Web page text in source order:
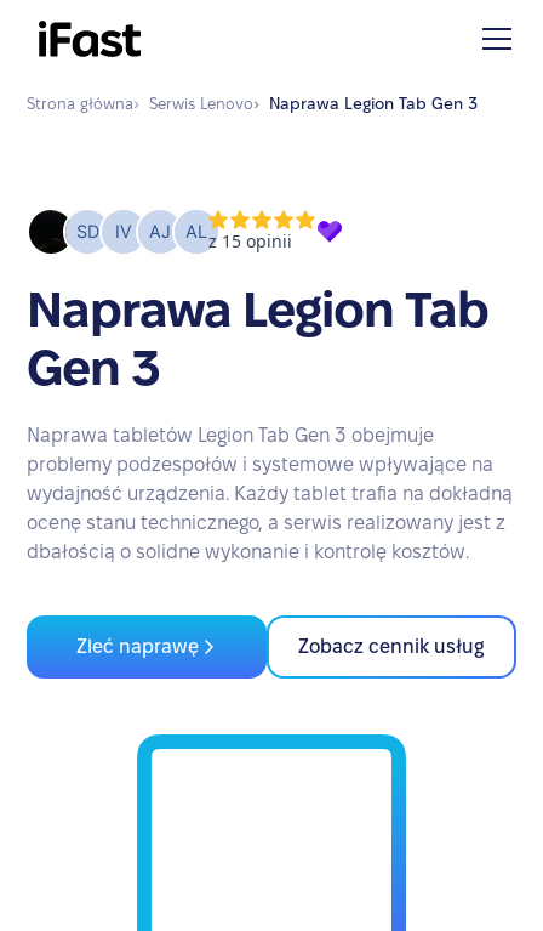
Strona główna› Serwis Lenovo› Naprawa Legion Tab Gen 3
Naprawa Legion Tab
Gen 3
Naprawa tabletów Legion Tab Gen 3 obejmuje
problemy podzespołów i systemowe wpływające na
wydajność urządzenia. Każdy tablet trafia na dokładną
ocenę stanu technicznego, a serwis realizowany jest z
dbałością o solidne wykonanie i kontrolę kosztów.
Zleć naprawę Zobacz cennik usług